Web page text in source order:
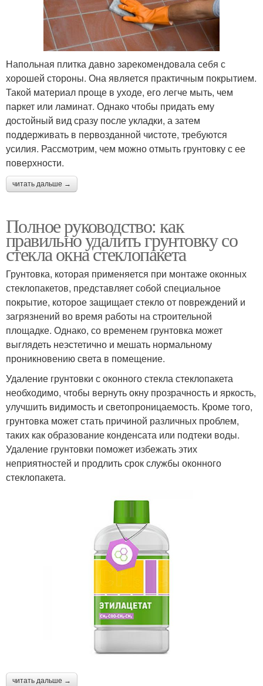
Напольная плитка давно зарекомендовала себя с
хорошей стороны. Она является практичным покрытием.
Такой материал проще в уходе, его легче мыть, чем
паркет или ламинат. Однако чтобы придать ему
достойный вид сразу после укладки, а затем
поддерживать в первозданной чистоте, требуются
усилия. Рассмотрим, чем можно отмыть грунтовку с ее
поверхности.
читать дальше →
Полное руководство: как
правильно удалить грунтовку со
стекла окна стеклопакета
Грунтовка, которая применяется при монтаже оконных
стеклопакетов, представляет собой специальное
покрытие, которое защищает стекло от повреждений и
загрязнений во время работы на строительной
площадке. Однако, со временем грунтовка может
выглядеть неэстетично и мешать нормальному
проникновению света в помещение.
Удаление грунтовки с оконного стекла стеклопакета
необходимо, чтобы вернуть окну прозрачность и яркость,
улучшить видимость и светопроницаемость. Кроме того,
грунтовка может стать причиной различных проблем,
таких как образование конденсата или подтеки воды.
Удаление грунтовки поможет избежать этих
неприятностей и продлить срок службы оконного
стеклопакета.
читать дальше →